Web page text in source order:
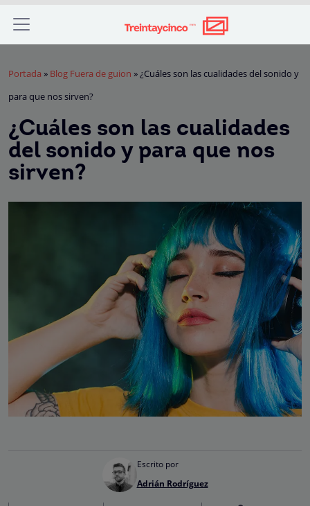
Portada » Blog Fuera de guion »¿Cuáles son las cualidades del sonido y
para que nos sirven?
¿Cuáles son las cualidades
del sonido y para que nos
sirven?
Escrito por
Adrián Rodríguez